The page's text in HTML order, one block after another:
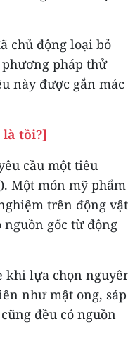
chủ động loại bỏ
pháp thử
này được gắn mác
là tồi?]
cầu một tiêu
Một món mỹ phẩm
trên động
gốc từ động
khi lựa chọn
như mật ong, sáp
đều có nguồn